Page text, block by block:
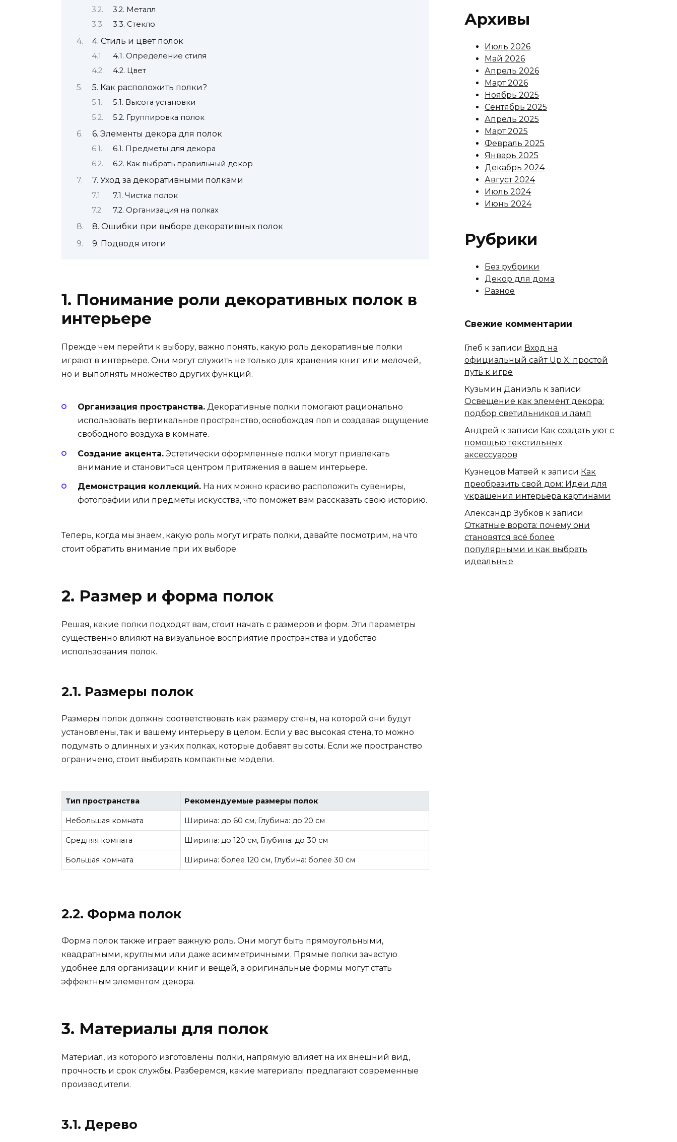
3.2. Металл
3.3. Стекло
4. Стиль и цвет полок
4.1. Определение стиля
4.2. Цвет
5. Как расположить полки?
5.1. Высота установки
5.2. Группировка полок
6. Элементы декора для полок
6.1. Предметы для декора
6.2. Как выбрать правильный декор
7. Уход за декоративными полками
7.1. Чистка полок
7.2. Организация на полках
8. Ошибки при выборе декоративных полок
9. Подводя итоги
1. Понимание роли декоративных полок в
интерьере
Прежде чем перейти к выбору, важно понять, какую роль декоративные полки
играют в интерьере. Они могут служить не только для хранения книг или мелочей,
но и выполнять множество других функций.
Организация пространства. Декоративные полки помогают рационально
использовать вертикальное пространство, освобождая пол и создавая ощущение
свободного воздуха в комнате.
Создание акцента. Эстетически оформленные полки могут привлекать
внимание и становиться центром притяжения в вашем интерьере.
Демонстрация коллекций. На них можно красиво расположить сувениры,
фотографии или предметы искусства, что поможет вам рассказать свою историю.
Теперь, когда мы знаем, какую роль могут играть полки, давайте посмотрим, на что
стоит обратить внимание при их выборе.
2. Размер и форма полок
Решая, какие полки подходят вам, стоит начать с размеров и форм. Эти параметры
существенно влияют на визуальное восприятие пространства и удобство
использования полок.
2.1. Размеры полок
Размеры полок должны соответствовать как размеру стены, на которой они будут
установлены, так и вашему интерьеру в целом. Если у вас высокая стена, то можно
подумать о длинных и узких полках, которые добавят высоты. Если же пространство
ограничено, стоит выбирать компактные модели.
Тип пространства Рекомендуемые размеры полок
Небольшая комната Ширина: до 60 см, Глубина: до 20 см
Средняя комната Ширина: до 120 см, Глубина: до 30 см
Большая комната Ширина: более 120 см, Глубина: более 30 см
2.2. Форма полок
Форма полок также играет важную роль. Они могут быть прямоугольными,
квадратными, круглыми или даже асимметричными. Прямые полки зачастую
удобнее для организации книг и вещей, а оригинальные формы могут стать
эффектным элементом декора.
3. Материалы для полок
Материал, из которого изготовлены полки, напрямую влияет на их внешний вид,
прочность и срок службы. Разберемся, какие материалы предлагают современные
производители.
3.1. Дерево
Архивы
Июль 2026
Май 2026
Апрель 2026
Март 2026
Ноябрь 2025
Сентябрь 2025
Апрель 2025
Март 2025
Февраль 2025
Январь 2025
Декабрь 2024
Август 2024
Июль 2024
Июнь 2024
Рубрики
Без рубрики
Декор для дома
Разное
Свежие комментарии
Глеб к записи Вход на
официальный сайт Up X: простой
путь к игре
Кузьмин Даниэль к записи
Освещение как элемент декора:
подбор светильников и ламп
Андрей к записи Как создать уют с
помощью текстильных
аксессуаров
Кузнецов Матвей к записи Как
преобразить свой дом: Идеи для
украшения интерьера картинами
Александр Зубков к записи
Откатные ворота: почему они
становятся всё более
популярными и как выбрать
идеальные